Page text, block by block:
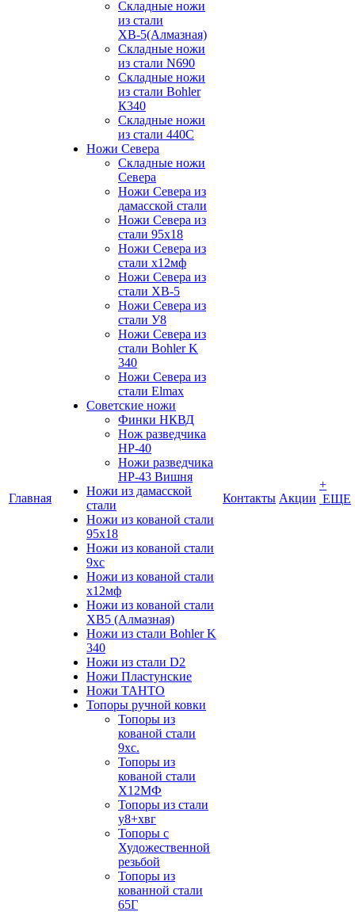
Главная
Складные ножи
из стали
ХВ-5(Алмазная)
Складные ножи
из стали N690
Складные ножи
из стали Bohler
К340
Складные ножи
из стали 440С
Ножи Севера
Складные ножи
Севера
Ножи Севера из
дамасской стали
Ножи Севера из
стали 95х18
Ножи Севера из
стали х12мф
Ножи Севера из
стали ХВ-5
Ножи Севера из
стали У8
Ножи Севера из
стали Bohler K
340
Ножи Севера из
стали Elmax
Советские ножи
Финки НКВД
Нож разведчика
НР-40
Ножи разведчика
НР-43 Вишня
Ножи из дамасской
стали
Ножи из кованой стали
95х18
Ножи из кованой стали
9хс
Ножи из кованой стали
х12мф
Ножи из кованой стали
ХВ5 (Алмазная)
Ножи из стали Bohler K
340
Ножи из стали D2
Ножи Пластунские
Ножи ТАНТО
Топоры ручной ковки
Топоры из
кованой стали
9хс.
Топоры из
кованой стали
Х12МФ
Топоры из стали
у8+хвг
Топоры с
Художественной
резьбой
Топоры из
кованной стали
65Г
Контакты Акции
+
ЕЩЕ